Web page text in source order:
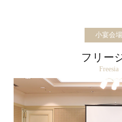
小宴会場
フリー
Freesia